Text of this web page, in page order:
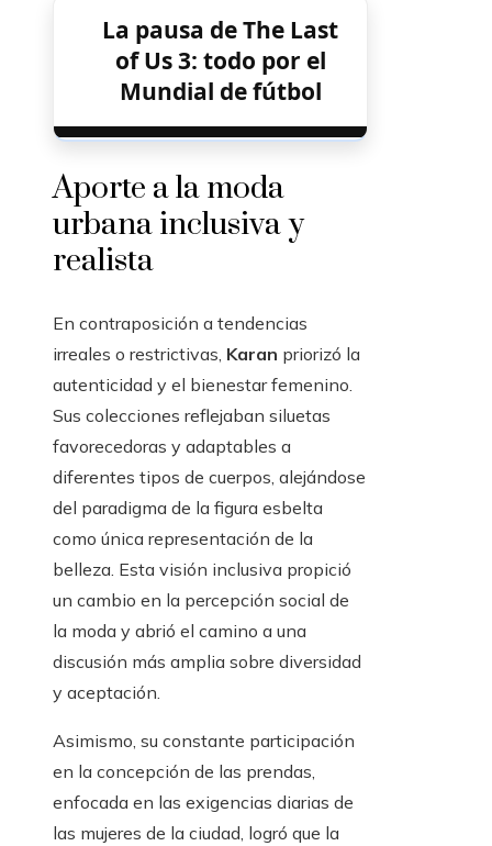
La pausa de The Last
of Us 3: todo por el
Mundial de fútbol
Aporte a la moda
urbana inclusiva y
realista
En contraposición a tendencias
irreales o restrictivas, Karan priorizó la
autenticidad y el bienestar femenino.
Sus colecciones reflejaban siluetas
favorecedoras y adaptables a
diferentes tipos de cuerpos, alejándose
del paradigma de la figura esbelta
como única representación de la
belleza. Esta visión inclusiva propició
un cambio en la percepción social de
la moda y abrió el camino a una
discusión más amplia sobre diversidad
y aceptación.
Asimismo, su constante participación
en la concepción de las prendas,
enfocada en las exigencias diarias de
las mujeres de la ciudad, logró que la